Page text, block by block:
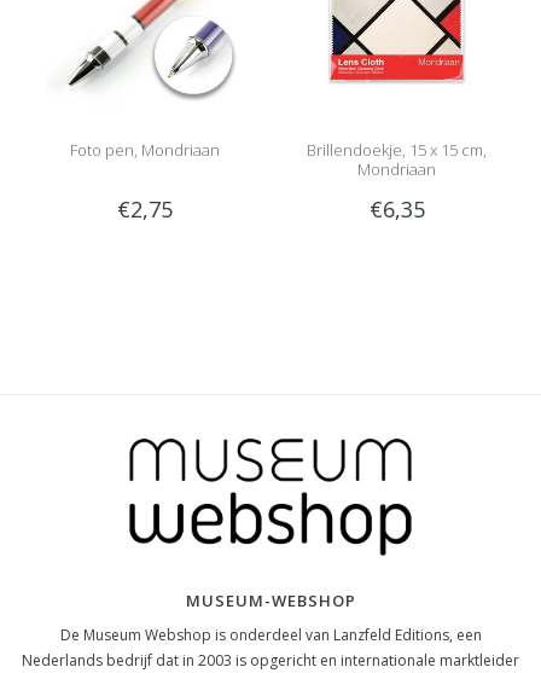
Foto pen, Mondriaan
€2,75
Brillendoekje, 15 x 15 cm,
Mondriaan
€6,35
MUSEUM-WEBSHOP
De Museum Webshop is onderdeel van Lanzfeld Editions, een
Nederlands bedrijf dat in 2003 is opgericht en internationale marktleider